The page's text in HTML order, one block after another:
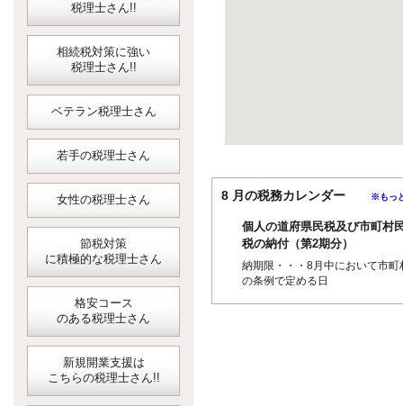
税理士さん!!
相続税対策に強い
税理士さん!!
ベテラン税理士さん
若手の税理士さん
女性の税理士さん
節税対策
に積極的な税理士さん
格安コース
のある税理士さん
新規開業支援は
こちらの税理士さん!!
8 月の税務カレンダー ※もっ
個人の道府県民税及び市町村
税の納付（第2期分）
納期限・・・8月中において市町
の条例で定める日